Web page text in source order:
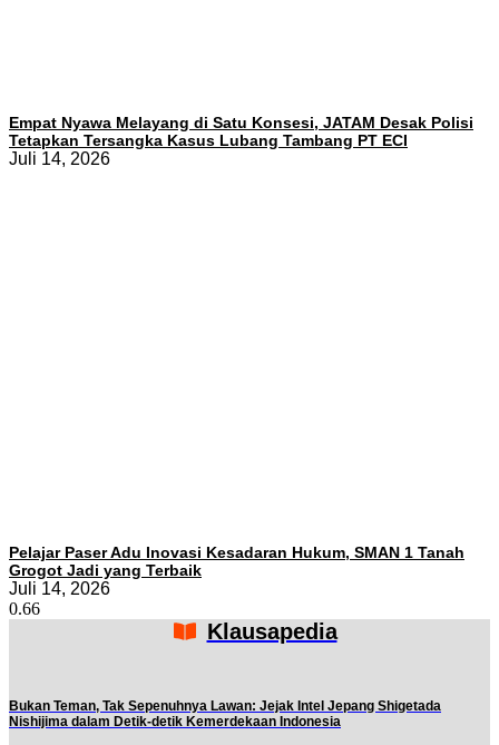
Empat Nyawa Melayang di Satu Konsesi, JATAM Desak Polisi
Tetapkan Tersangka Kasus Lubang Tambang PT ECI
Juli 14, 2026
Pelajar Paser Adu Inovasi Kesadaran Hukum, SMAN 1 Tanah
Grogot Jadi yang Terbaik
Juli 14, 2026
Klausapedia
Bukan Teman, Tak Sepenuhnya Lawan: Jejak Intel Jepang Shigetada
Nishijima dalam Detik-detik Kemerdekaan Indonesia